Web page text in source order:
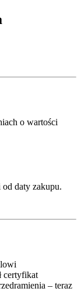
o wartości
daty zakupu.
certyfikat
– teraz